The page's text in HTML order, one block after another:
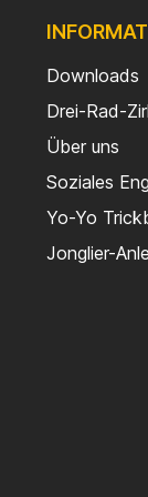
Downloads
Drei-Rad-
Über uns
Soziales
Yo-Yo
Jonglier-